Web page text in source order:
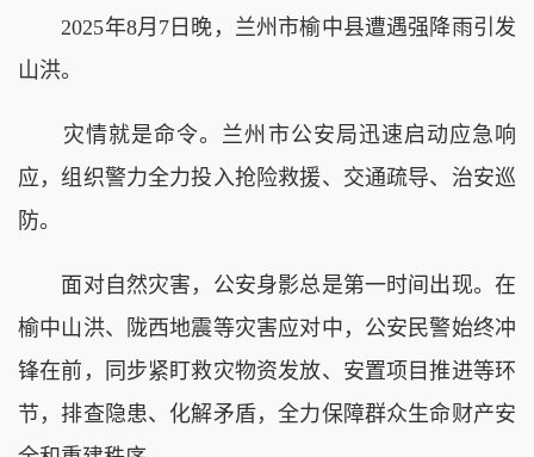
2025年8月7日晚，兰州市榆中县遭遇强降雨引发
山洪。
灾情就是命令。兰州市公安局迅速启动应急响
应，组织警力全力投入抢险救援、交通疏导、治安巡
防。
面对自然灾害，公安身影总是第一时间出现。在
榆中山洪、陇西地震等灾害应对中，公安民警始终冲
锋在前，同步紧盯救灾物资发放、安置项目推进等环
节，排查隐患、化解矛盾，全力保障群众生命财产安